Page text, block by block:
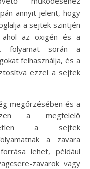
annyit jelent, hogy
a sejtek szintjén
ahol az oxigén és a
folyamat során a
felhasználja, és a
ezzel a sejtek
megőrzésében és a
a megfelelő
a sejtek
a zavara
lehet, például
zavarok vagy